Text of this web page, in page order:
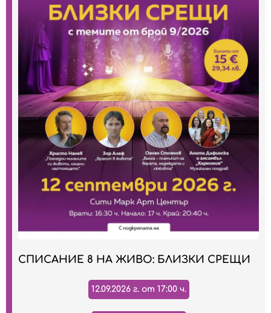
СПИСАНИЕ 8 НА ЖИВО: БЛИЗКИ СРЕЩИ
12.09.2026 г. от 17:00 ч.